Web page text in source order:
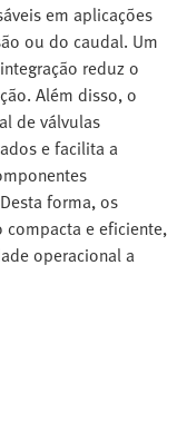
em aplicações
ou do caudal. Um
reduz o
Além disso, o
de válvulas
e facilita a
forma, os
e eficiente,
operacional a